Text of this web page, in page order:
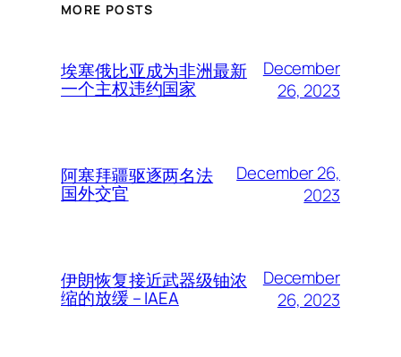
MORE POSTS
埃塞俄比亚成为非洲最新
一个主权违约国家
December
26, 2023
阿塞拜疆驱逐两名法
国外交官
December 26,
2023
伊朗恢复接近武器级铀浓
缩的放缓 – IAEA
December
26, 2023